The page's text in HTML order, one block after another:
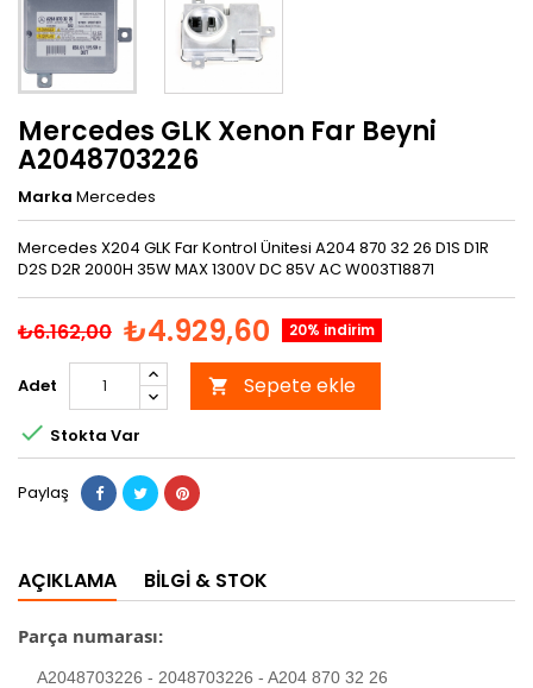
Mercedes GLK Xenon Far Beyni
A2048703226
Marka Mercedes
Mercedes X204 GLK Far Kontrol Ünitesi A204 870 32 26 D1S D1R
D2S D2R 2000H 35W MAX 1300V DC 85V AC W003T18871
₺6.162,00 ₺4.929,60 20% indirim
Adet  Sepete ekle
 Stokta Var
Paylaş
AÇIKLAMA BILGI & STOK
Parça numarası:
A2048703226 - 2048703226 - A204 870 32 26